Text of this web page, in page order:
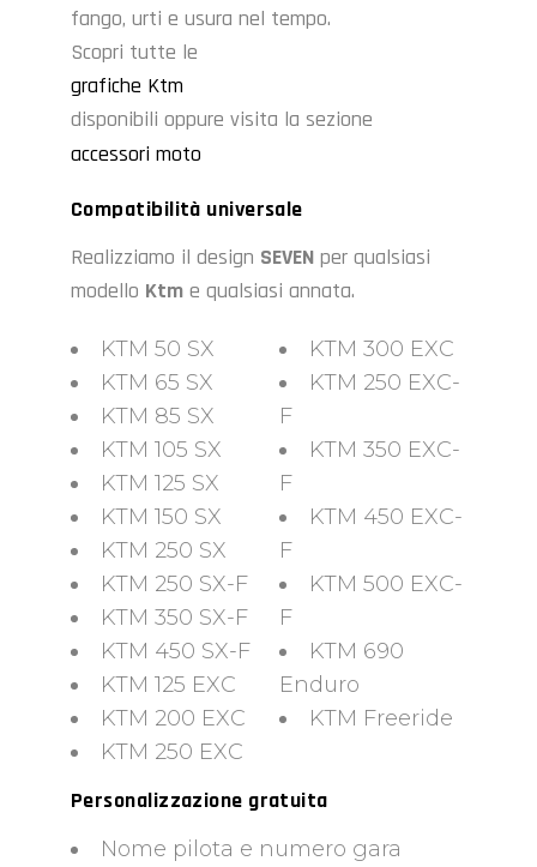
fango, urti e usura nel tempo.
Scopri tutte le
grafiche Ktm
disponibili oppure visita la sezione
accessori moto
Compatibilità universale
Realizziamo il design SEVEN per qualsiasi
modello Ktm e qualsiasi annata.
KTM 50 SX
KTM 65 SX
KTM 85 SX
KTM 105 SX
KTM 125 SX
KTM 150 SX
KTM 250 SX
KTM 250 SX-F
KTM 350 SX-F
KTM 450 SX-F
KTM 125 EXC
KTM 200 EXC
KTM 250 EXC
KTM 300 EXC
KTM 250 EXC-
F
KTM 350 EXC-
F
KTM 450 EXC-
F
KTM 500 EXC-
F
KTM 690
Enduro
KTM Freeride
Personalizzazione gratuita
Nome pilota e numero gara